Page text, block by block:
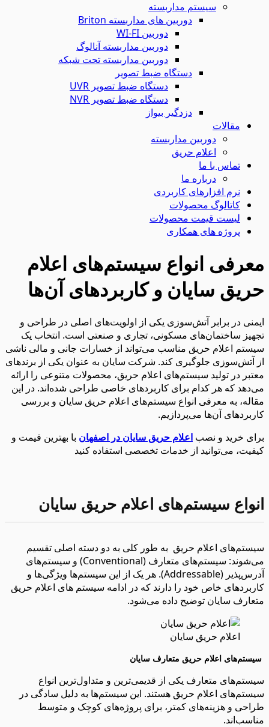
سیستم مداربسته
دوربین های مداربسته Briton
دوربین WI-FI
دوربین مداربسته آنالوگ
دوربین مداربسته تحت شبکه
دستگاه ضبط تصویر
دستگاه ضبط تصویر UVR
دستگاه ضبط تصویر NVR
دزدگیر بیواز
مقالات
دوربین مداربسته
اعلام حریق
تماس با ما
درباره ما
نرم افزارهای کاربردی
کاتالوگ محصولات
لیست قیمت محصولات
پروژه های همکاری
معرفی انواع سیستم‌های اعلام
حریق سایان و کاربردهای آن‌ها
ایمنی در برابر آتش‌سوزی یکی از اولویت‌های اصلی در طراحی و
تجهیز ساختمان‌های مسکونی، تجاری و صنعتی است. انتخاب یک
سیستم اعلام حریق مناسب می‌تواند از خسارات جانی و مالی ناشی
از آتش‌سوزی جلوگیری کند. شرکت سایان به عنوان یکی از برندهای
معتبر در تولید سیستم‌های اعلام حریق، محصولات متنوعی را ارائه
می‌دهد که هر کدام برای کاربردهای خاصی طراحی شده‌اند. در این
مقاله، به معرفی انواع سیستم‌های اعلام حریق سایان و بررسی
کاربردهای آن‌ها می‌پردازیم.
برای خرید و نصب اعلام حریق سایان در اصفهان با بهترین قیمت و
کیفیت، می‌توانید از خدمات تخصصی استفاده کنید
انواع سیستم‌های اعلام حریق سایان
سیستم‌های اعلام حریق به طور کلی به دو دسته اصلی تقسیم
می‌شوند: سیستم‌های متعارف (Conventional) و سیستم‌های
آدرس‌پذیر (Addressable). هر یک از این سیستم‌ها ویژگی‌ها و
کاربردهای خاص خود را دارند که در ادامه سیستم های اعلام حریق
متعارف سایان توضیح داده می‌شود.
اعلام حریق سایان
سیستم‌های اعلام حریق متعارف سایان
سیستم‌های متعارف یکی از قدیمی‌ترین و متداول‌ترین انواع
سیستم‌های اعلام حریق هستند. این سیستم‌ها به دلیل سادگی در
طراحی و هزینه‌های کمتر، برای پروژه‌های کوچک و متوسط
مناسب‌اند.